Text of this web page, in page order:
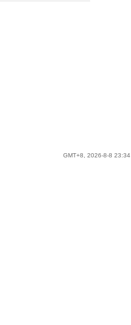
GMT+8, 2026-8-8 23:34